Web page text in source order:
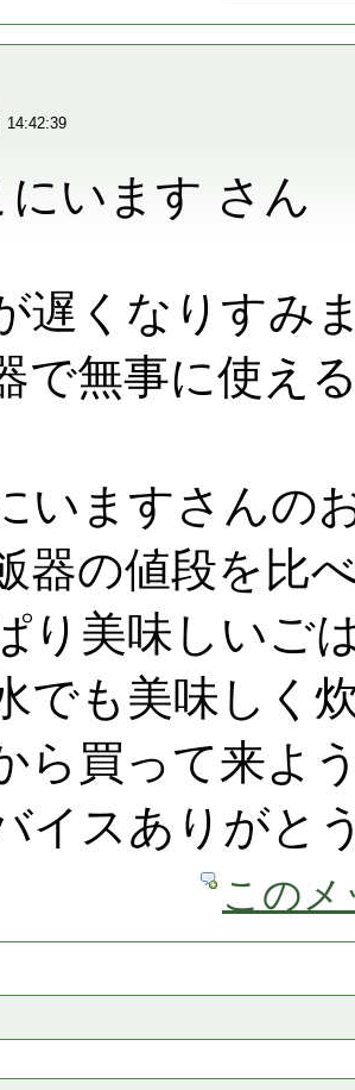
14:42:39
にいます さん
遅くなりすみ
で無事に使え
いますさんの
器の値段を比
り美味しいご
でも美味しく
ら買って来よ
イスありがと
この